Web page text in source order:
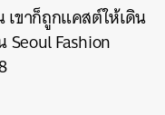
เขาก็ถูกแคสต์ให้เดิน
Seoul Fashion